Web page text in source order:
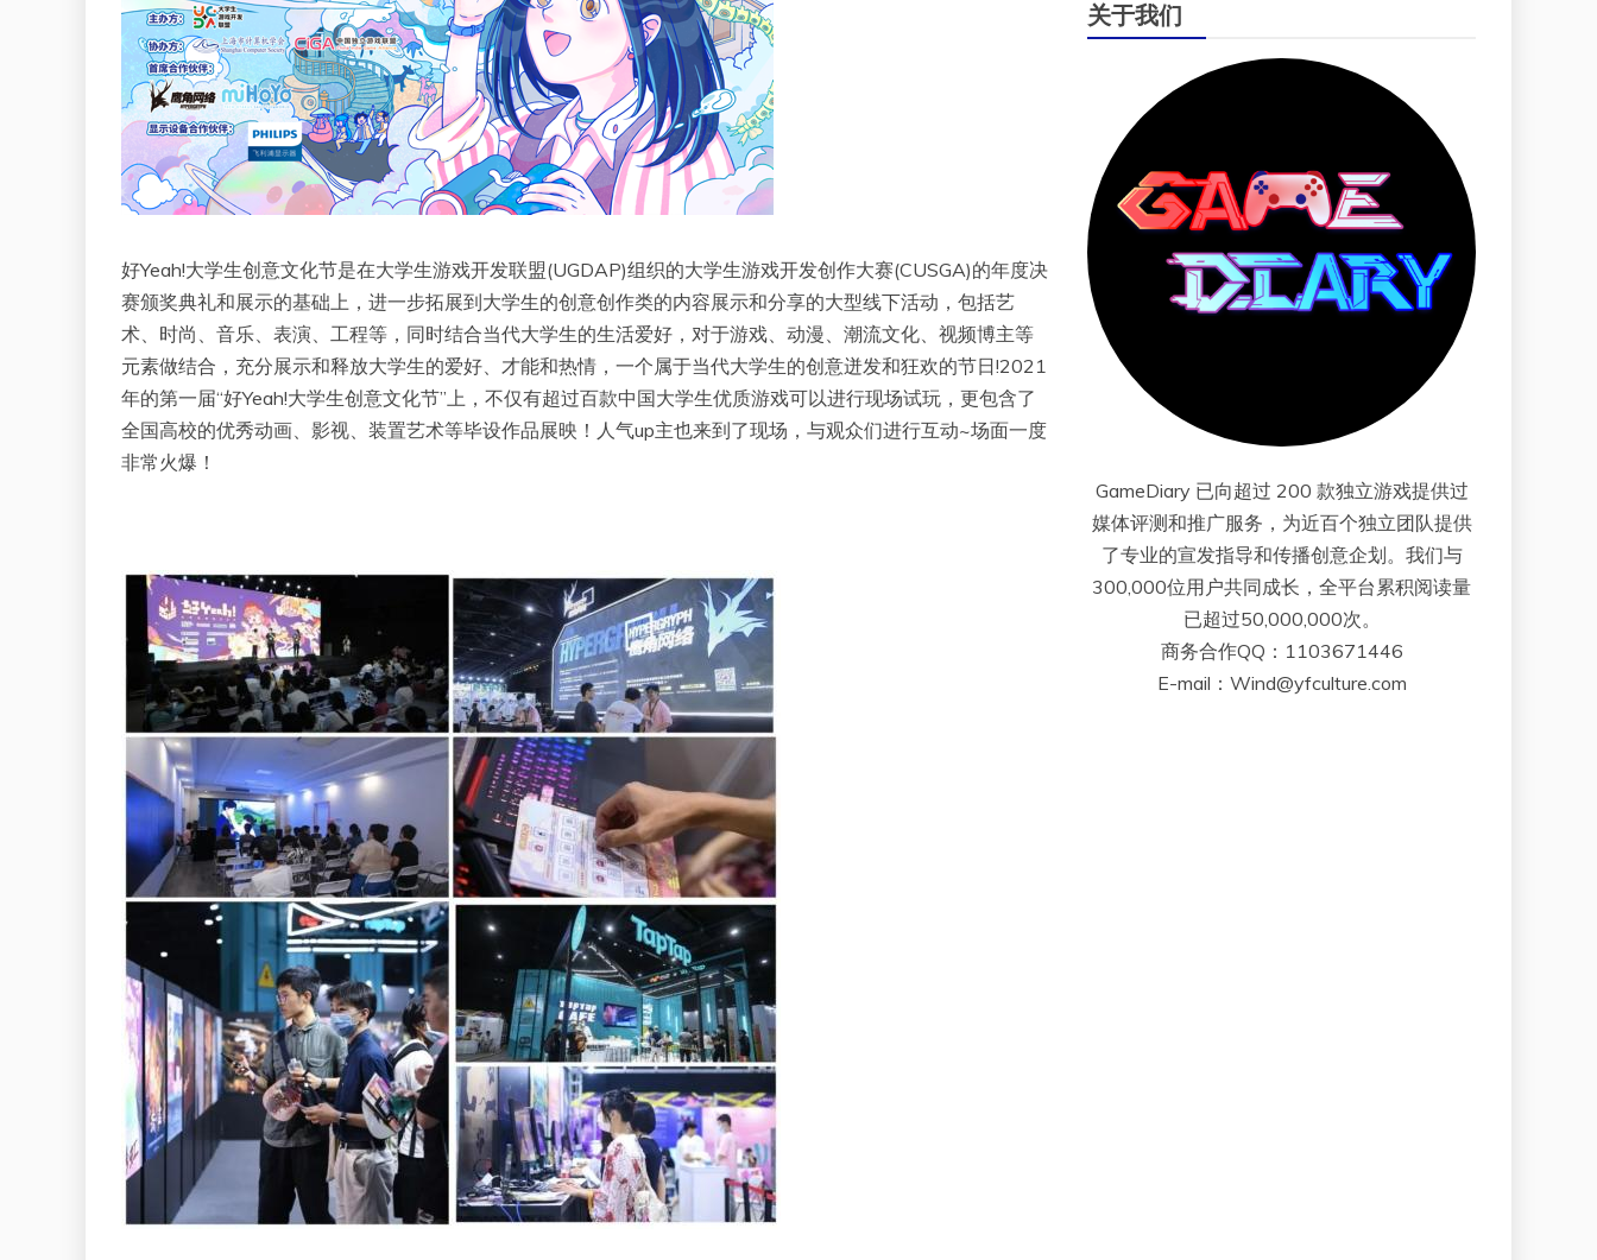
好Yeah!大学生创意文化节是在大学生游戏开发联盟(UGDAP)组织的大学生游戏开发创作大赛(CUSGA)的年度决
赛颁奖典礼和展示的基础上，进一步拓展到大学生的创意创作类的内容展示和分享的大型线下活动，包括艺
术、时尚、音乐、表演、工程等，同时结合当代大学生的生活爱好，对于游戏、动漫、潮流文化、视频博主等
元素做结合，充分展示和释放大学生的爱好、才能和热情，一个属于当代大学生的创意迸发和狂欢的节日!2021
年的第一届“好Yeah!大学生创意文化节”上，不仅有超过百款中国大学生优质游戏可以进行现场试玩，更包含了
全国高校的优秀动画、影视、装置艺术等毕设作品展映！人气up主也来到了现场，与观众们进行互动~场面一度
非常火爆！
关于我们
GameDiary 已向超过 200 款独立游戏提供过
媒体评测和推广服务，为近百个独立团队提供
了专业的宣发指导和传播创意企划。我们与
300,000位用户共同成长，全平台累积阅读量
已超过50,000,000次。
商务合作QQ：1103671446
E-mail：Wind@yfculture.com